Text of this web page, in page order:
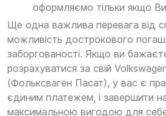
оформляємо тільки якщо
Ще одна важлива перевага від
можливість дострокового
заборгованості. Якщо ви
розрахуватися за свій
(Фольксваген Пасат), у вас є
єдиним платежем, і завершити
максимальною вигодою для